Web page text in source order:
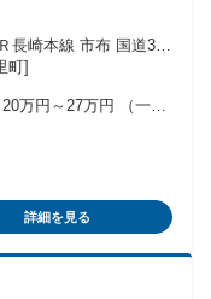
長崎本線 市布 国道34
町]
万円～27万円 （一律
詳細を見る